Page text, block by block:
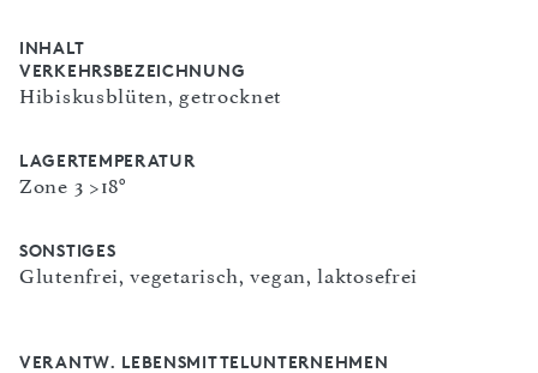
INHALT
VERKEHRSBEZEICHNUNG
Hibiskusblüten, getrocknet
LAGERTEMPERATUR
Zone 3 >18°
SONSTIGES
Glutenfrei, vegetarisch, vegan, laktosefrei
VERANTW. LEBENSMITTELUNTERNEHMEN